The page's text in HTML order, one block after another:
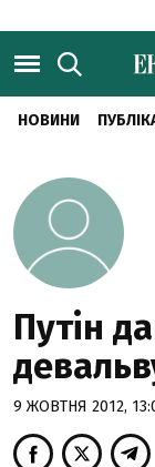
НОВИНИ
Путін
9 ЖОВТНЯ 2012,